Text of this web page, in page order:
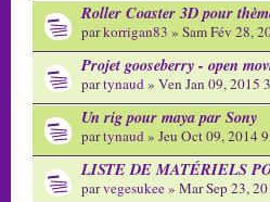
Roller Coaster 3D pour
parkorrigan83 » Sam Fév 28,
Projet gooseberry - open
partynaud» Ven Jan 09, 2015
Un rig pour maya par Sony
partynaud» Jeu Oct 09, 2014
LISTE DE MATÉRIELS
parvegesukee» Mar Sep 23,